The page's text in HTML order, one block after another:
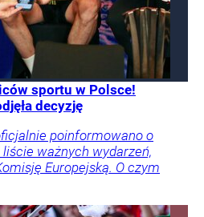
sportu w Polsce!
decyzję
poinformowano o
ważnych wydarzeń,
Europejską. O czym